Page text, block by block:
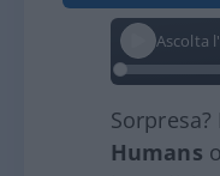
Ascolta
Humans